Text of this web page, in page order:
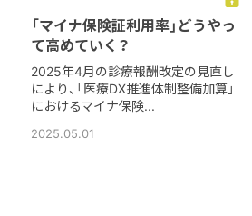
「マイナ保険証利用率」どうやっ
て高めていく？
2025年4月の診療報酬改定の見直し
により、「医療DX推進体制整備加算」
におけるマイナ保険...
2025.05.01